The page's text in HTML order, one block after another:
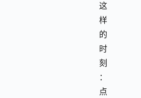
这
样
的
时
刻
：
点